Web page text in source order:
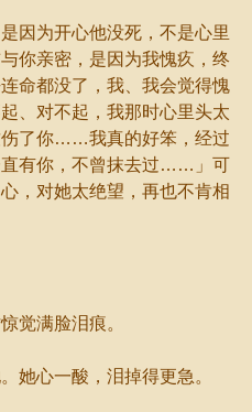
为开心他没死，不是心里
你亲密，是因为我愧疚，终
命都没了，我、我会觉得愧
、对不起，我那时心里头太
伤了你……我真的好笨，经过
直有你，不曾抹去过……」可
，对她太绝望，再也不肯相
满脸泪痕。
心一酸，泪掉得更急。